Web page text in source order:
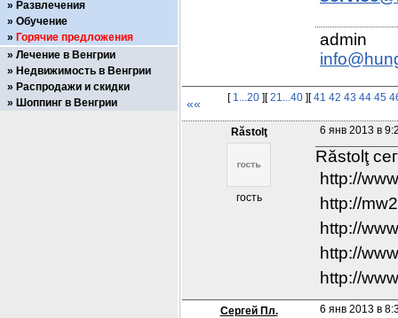
«« [ 1...20][21...40][41 42 43 44 45
Răstolţ
гость
6 янв 2013 в
Răstolţ
http://
http://
http://
http://
http://
Сергей Пл. 6 янв 2013 в
Развлечения
Обучение
Горячие предложения
Лечение в Венгрии
Недвижимость в Венгрии
Распродажи и скидки
Шоппинг в Венгрии